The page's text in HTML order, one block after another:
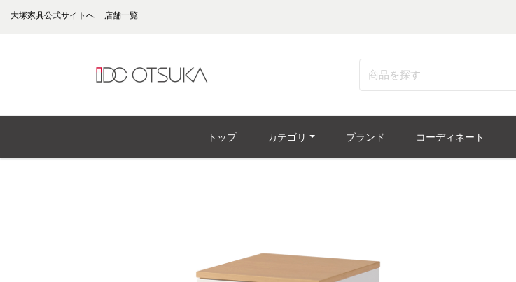
大塚家具公式サイトへ 店舗一覧
トップ カテゴリ ブランド コーディネート